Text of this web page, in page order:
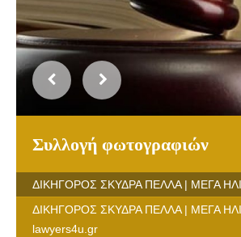
Συλλογή φωτογραφιών
ΔΙΚΗΓΟΡΟΣ ΣΚΥΔΡΑ ΠΕΛΛΑ | ΜΕΓΑ
ΔΙΚΗΓΟΡΟΣ ΣΚΥΔΡΑ ΠΕΛΛΑ | ΜΕΓΑ
lawyers4u.gr